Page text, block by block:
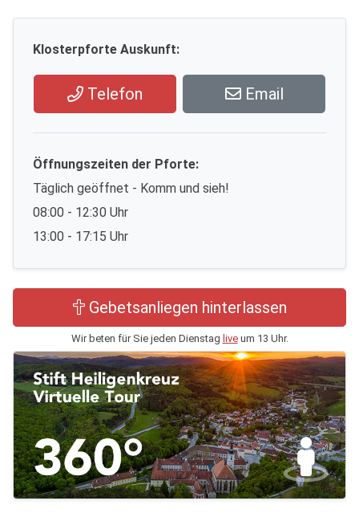
Klosterpforte Auskunft:
Telefon Email
Öffnungszeiten der Pforte:
Täglich geöffnet - Komm und sieh!
08:00 - 12:30 Uhr
13:00 - 17:15 Uhr
Gebetsanliegen hinterlassen
Wir beten für Sie jeden Dienstag liveum 13 Uhr.